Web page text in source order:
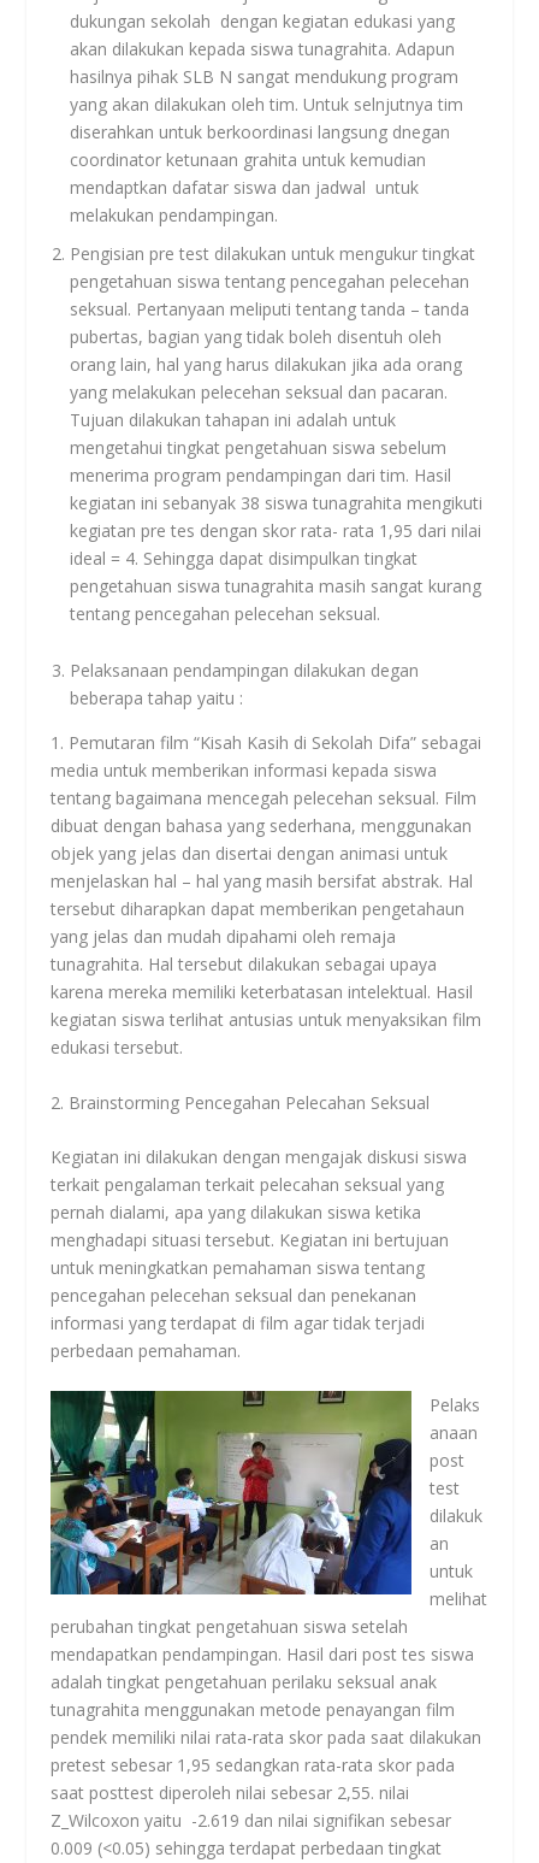
dukungan sekolah dengan kegiatan edukasi yang
akan dilakukan kepada siswa tunagrahita. Adapun
hasilnya pihak SLB N sangat mendukung program
yang akan dilakukan oleh tim. Untuk selnjutnya tim
diserahkan untuk berkoordinasi langsung dnegan
coordinator ketunaan grahita untuk kemudian
mendaptkan dafatar siswa dan jadwal untuk
melakukan pendampingan.
Pengisian pre test dilakukan untuk mengukur tingkat
pengetahuan siswa tentang pencegahan pelecehan
seksual. Pertanyaan meliputi tentang tanda – tanda
pubertas, bagian yang tidak boleh disentuh oleh
orang lain, hal yang harus dilakukan jika ada orang
yang melakukan pelecehan seksual dan pacaran.
Tujuan dilakukan tahapan ini adalah untuk
mengetahui tingkat pengetahuan siswa sebelum
menerima program pendampingan dari tim. Hasil
kegiatan ini sebanyak 38 siswa tunagrahita mengikuti
kegiatan pre tes dengan skor rata- rata 1,95 dari nilai
ideal = 4. Sehingga dapat disimpulkan tingkat
pengetahuan siswa tunagrahita masih sangat kurang
tentang pencegahan pelecehan seksual.
Pelaksanaan pendampingan dilakukan degan
beberapa tahap yaitu :
1. Pemutaran film “Kisah Kasih di Sekolah Difa” sebagai
media untuk memberikan informasi kepada siswa
tentang bagaimana mencegah pelecehan seksual. Film
dibuat dengan bahasa yang sederhana, menggunakan
objek yang jelas dan disertai dengan animasi untuk
menjelaskan hal – hal yang masih bersifat abstrak. Hal
tersebut diharapkan dapat memberikan pengetahaun
yang jelas dan mudah dipahami oleh remaja
tunagrahita. Hal tersebut dilakukan sebagai upaya
karena mereka memiliki keterbatasan intelektual. Hasil
kegiatan siswa terlihat antusias untuk menyaksikan film
edukasi tersebut.
2. Brainstorming Pencegahan Pelecahan Seksual
Kegiatan ini dilakukan dengan mengajak diskusi siswa
terkait pengalaman terkait pelecahan seksual yang
pernah dialami, apa yang dilakukan siswa ketika
menghadapi situasi tersebut. Kegiatan ini bertujuan
untuk meningkatkan pemahaman siswa tentang
pencegahan pelecehan seksual dan penekanan
informasi yang terdapat di film agar tidak terjadi
perbedaan pemahaman.
Pelaks
anaan
post
test
dilakuk
an
untuk
melihat
perubahan tingkat pengetahuan siswa setelah
mendapatkan pendampingan. Hasil dari post tes siswa
adalah tingkat pengetahuan perilaku seksual anak
tunagrahita menggunakan metode penayangan film
pendek memiliki nilai rata-rata skor pada saat dilakukan
pretest sebesar 1,95 sedangkan rata-rata skor pada
saat posttest diperoleh nilai sebesar 2,55. nilai
Z_Wilcoxon yaitu -2.619 dan nilai signifikan sebesar
0.009 (<0.05) sehingga terdapat perbedaan tingkat